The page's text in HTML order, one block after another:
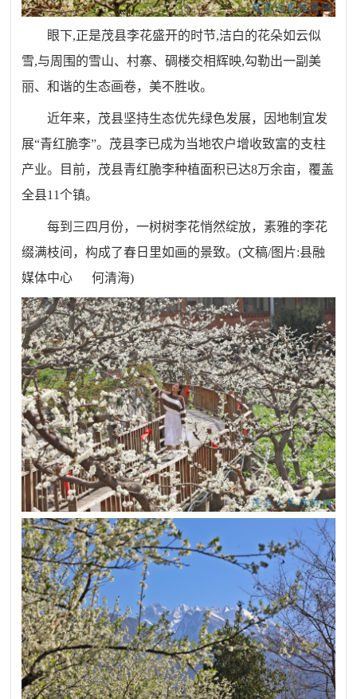
眼下,正是茂县李花盛开的时节,洁白的花朵如云似
雪,与周围的雪山、村寨、碉楼交相辉映,勾勒出一副美
丽、和谐的生态画卷， 美不胜收。
近年来， 茂县坚持生态优先绿色发展，
因地制宜发
展“青红脆李”。 茂县李已成为当地农户增收致富的支柱
产业。 目前，茂县青红脆李种植面积已达8万余亩，覆盖
全县11个镇。
每到三四月份，一树树李花悄然绽放，素雅的李花
缀满枝间 ，构成了春日里如画的景致。(文稿/图片:县融
媒体中心
何清海)